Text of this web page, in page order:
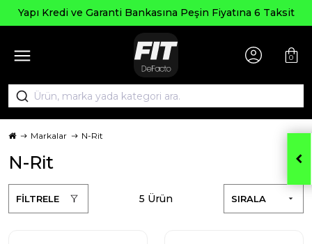
ve Garanti Bankasına Peşin Fiyatına 6 Taksit
0
Markalar N-Rit
N-Rit
FİLTRELE SIRALA
5 Ürün